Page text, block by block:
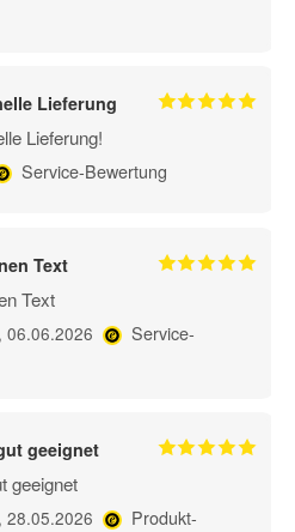
Lieferung
Lieferung!
Service-Bewertung
Text
Text
, 06.06.2026
Service-
geeignet
geeignet
, 28.05.2026
Produkt-